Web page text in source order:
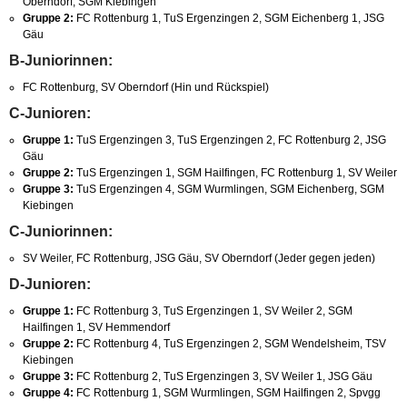
Gruppe 2: FC Rottenburg 1, TuS Ergenzingen 2, SGM Eichenberg 1, JSG
Gäu
B-Juniorinnen:
FC Rottenburg, SV Oberndorf (Hin und Rückspiel)
C-Junioren:
Gruppe 1: TuS Ergenzingen 3, TuS Ergenzingen 2, FC Rottenburg 2, JSG
Gäu
Gruppe 2: TuS Ergenzingen 1, SGM Hailfingen, FC Rottenburg 1, SV Weiler
Gruppe 3: TuS Ergenzingen 4, SGM Wurmlingen, SGM Eichenberg, SGM
Kiebingen
C-Juniorinnen:
SV Weiler, FC Rottenburg, JSG Gäu, SV Oberndorf (Jeder gegen jeden)
D-Junioren:
Gruppe 1: FC Rottenburg 3, TuS Ergenzingen 1, SV Weiler 2, SGM
Hailfingen 1, SV Hemmendorf
Gruppe 2: FC Rottenburg 4, TuS Ergenzingen 2, SGM Wendelsheim, TSV
Kiebingen
Gruppe 3: FC Rottenburg 2, TuS Ergenzingen 3, SV Weiler 1, JSG Gäu
Gruppe 4: FC Rottenburg 1, SGM Wurmlingen, SGM Hailfingen 2, Spvgg